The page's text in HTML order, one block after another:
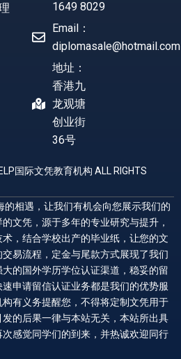
1649 8029
Email：
diplomasale@hotmail.com
地址：
香港九
龙观塘
创业街
36号
国际文凭教育机构 ALL RIGHTS
相遇，让我们有机会向您展示我们的
文凭，源于多年的专业研究与提升，
，结合学校出产的毕业纸，让您的文
易流程，定金与尾款方式展现了我们
的国外学历学位认证渠道，稳妥的留
申请留信认证业务都是我们的优势服
有义务提醒您，不得将定制文凭用于
的后果一律与本站无关，本站所出具
感觉同学们的到来，并热诚欢迎同行